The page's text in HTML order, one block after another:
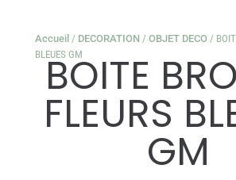
Accueil / DECORATION /OBJET DECO /
BLEUES GM
BOITE
FLEURS
GM